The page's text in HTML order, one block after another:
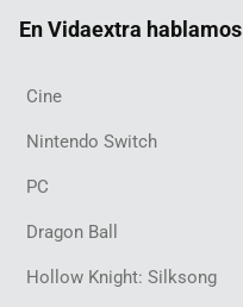
En Vidaextra
Cine
Nintendo Switch
PC
Dragon Ball
Hollow Knight: Silksong